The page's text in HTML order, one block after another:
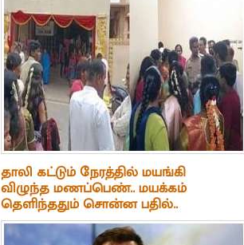
தாலி கட்டும் நேரத்தில் மயங்கி
விழுந்த மணப்பெண்.. மயக்கம்
தெளிந்ததும் சொன்ன பதில்..
களேபரம் ஆன கல்யாண வீடு..!